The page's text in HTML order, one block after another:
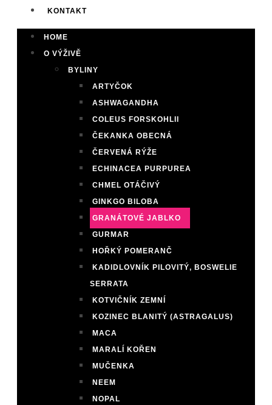
KONTAKT
HOME
O VÝŽIVĚ
BYLINY
ARTYČOK
ASHWAGANDHA
COLEUS FORSKOHLII
ČEKANKA OBECNÁ
ČERVENÁ RÝŽE
ECHINACEA PURPUREA
CHMEL OTÁČIVÝ
GINKGO BILOBA
GRANÁTOVÉ JABLKO
GURMAR
HOŘKÝ POMERANČ
KADIDLOVNÍK PILOVITÝ, BOSWELIE
SERRATA
KOTVIČNÍK ZEMNÍ
KOZINEC BLANITÝ (ASTRAGALUS)
MACA
MARALÍ KOŘEN
MUČENKA
NEEM
NOPAL